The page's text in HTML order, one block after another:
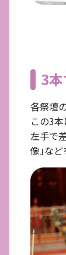
3
各祭壇
この3
左手で
像｣など